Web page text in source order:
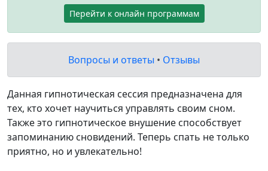
Перейти к онлайн программам
Вопросы и ответы • Отзывы
Данная гипнотическая сессия предназначена для
тех, кто хочет научиться управлять своим сном.
Также это гипнотическое внушение способствует
запоминанию сновидений. Теперь спать не только
приятно, но и увлекательно!